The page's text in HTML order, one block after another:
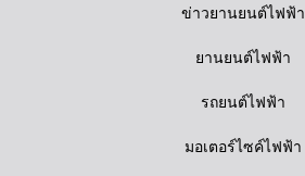
ข่าวยานยนต์ไฟฟ้า
ยานยนต์ไฟฟ้า
รถยนต์ไฟฟ้า
มอเตอร์ไซค์ไฟฟ้า